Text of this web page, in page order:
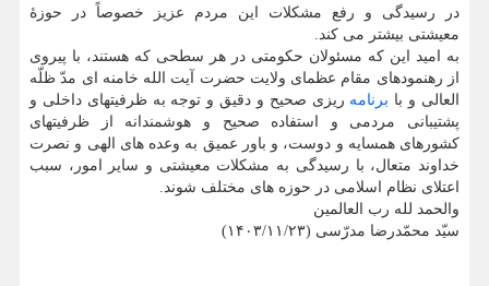
در رسیدگی و رفع مشکلات این مردم عزیز خصوصاً در حوزهٔ
معیشتی بیشتر می کند.
به امید این که مسئولان حکومتی در هر سطحی که هستند، با پیروی
از رهنمودهای مقام عظمای ولایت حضرت آیت الله خامنه ای مدّ ظلّه
العالی و با برنامه ریزی صحیح و دقیق و توجه به ظرفیتهای داخلی و
پشتیبانی مردمی و استفاده صحیح و هوشمندانه از ظرفیتهای
کشورهای همسایه و دوست، و باور عمیق به وعده های الهی و نصرت
خداوند متعال، با رسیدگی به مشکلات معیشتی و سایر امور، سبب
اعتلای نظام اسلامی در حوزه های مختلف شوند.
والحمد لله رب العالمین
سیّد محمّدرضا مدرّسی (۱۴۰۳/۱۱/۲۳)